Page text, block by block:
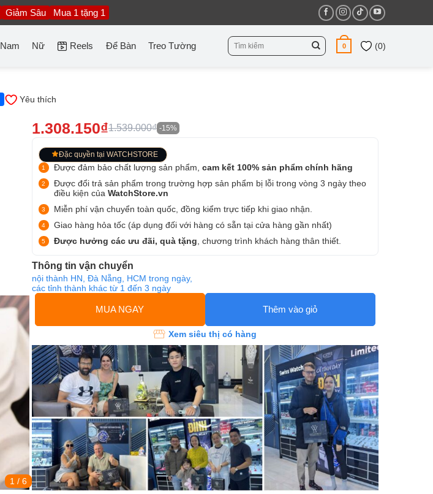
Giảm Sâu Mua 1 tặng 1
Nam Nữ Reels Để Bàn Treo Tường
Tìm
kiếm:
0 (0)
Yêu thích
1 / 6
1.308.150₫1.539.000₫ -15%
Đặc quyền tại WATCHSTORE
Được đảm bảo chất lượng sản phẩm, cam kết 100% sản phẩm chính hãng
Được đổi trả sản phẩm trong trường hợp sản phẩm bị lỗi trong vòng 3 ngày theo
điều kiện của WatchStore.vn
Miễn phí vận chuyển toàn quốc, đồng kiểm trực tiếp khi giao nhận.
Giao hàng hỏa tốc (áp dụng đối với hàng có sẵn tại cửa hàng gần nhất)
Được hưởng các ưu đãi, quà tặng , chương trình khách hàng thân thiết.
Thông tin vận chuyển
nội thành HN, Đà Nẵng, HCM trong ngày,
các tỉnh thành khác từ 1 đến 3 ngày
MUA NGAY Thêm vào giỏ
Xem siêu thị có hàng